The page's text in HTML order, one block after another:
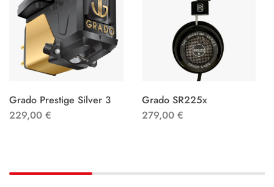
Grado Prestige Silver 3
229,00 €
Grado SR225x
279,00 €